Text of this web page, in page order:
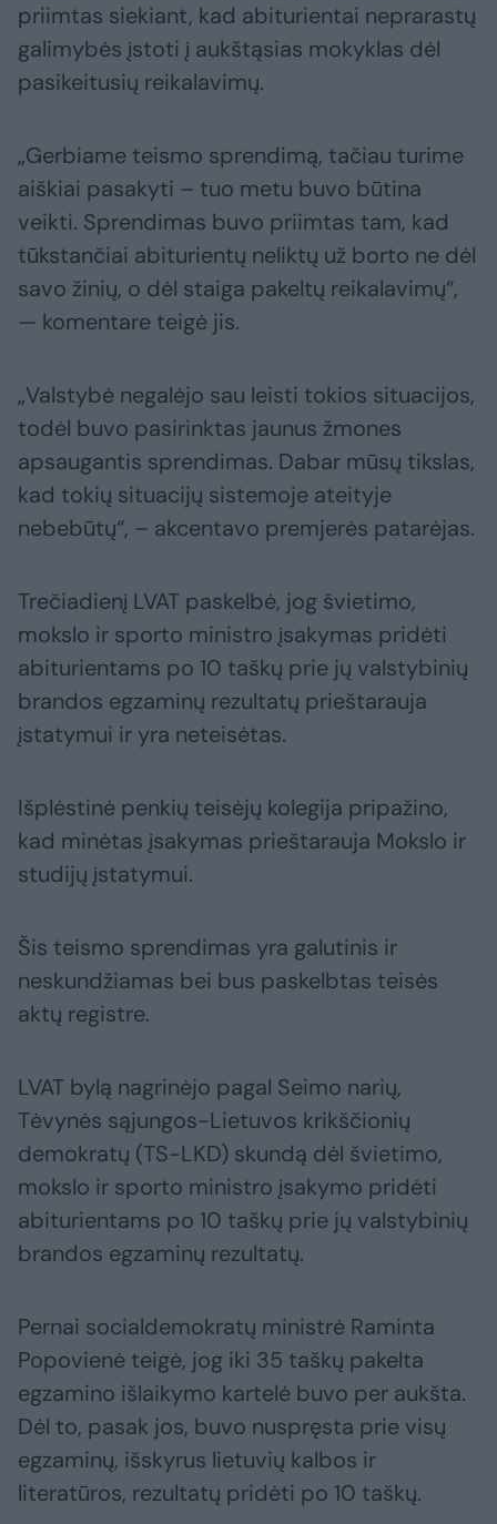
priimtas siekiant, kad abiturientai neprarastų
galimybės įstoti į aukštąsias mokyklas dėl
pasikeitusių reikalavimų.
„Gerbiame teismo sprendimą, tačiau turime
aiškiai pasakyti – tuo metu buvo būtina
veikti. Sprendimas buvo priimtas tam, kad
tūkstančiai abiturientų neliktų už borto ne dėl
savo žinių, o dėl staiga pakeltų reikalavimų“,
— komentare teigė jis.
„Valstybė negalėjo sau leisti tokios situacijos,
todėl buvo pasirinktas jaunus žmones
apsaugantis sprendimas. Dabar mūsų tikslas,
kad tokių situacijų sistemoje ateityje
nebebūtų“, – akcentavo premjerės patarėjas.
Trečiadienį LVAT paskelbė, jog švietimo,
mokslo ir sporto ministro įsakymas pridėti
abiturientams po 10 taškų prie jų valstybinių
brandos egzaminų rezultatų prieštarauja
įstatymui ir yra neteisėtas.
Išplėstinė penkių teisėjų kolegija pripažino,
kad minėtas įsakymas prieštarauja Mokslo ir
studijų įstatymui.
Šis teismo sprendimas yra galutinis ir
neskundžiamas bei bus paskelbtas teisės
aktų registre.
LVAT bylą nagrinėjo pagal Seimo narių,
Tėvynės sąjungos-Lietuvos krikščionių
demokratų (TS-LKD) skundą dėl švietimo,
mokslo ir sporto ministro įsakymo pridėti
abiturientams po 10 taškų prie jų valstybinių
brandos egzaminų rezultatų.
Pernai socialdemokratų ministrė Raminta
Popovienė teigė, jog iki 35 taškų pakelta
egzamino išlaikymo kartelė buvo per aukšta.
Dėl to, pasak jos, buvo nuspręsta prie visų
egzaminų, išskyrus lietuvių kalbos ir
literatūros, rezultatų pridėti po 10 taškų.